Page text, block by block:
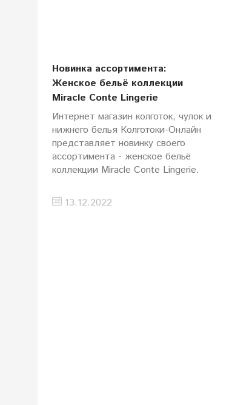
Новинка ассортимента:
Женское бельё коллекции
Miracle Conte Lingerie
Интернет магазин колготок, чулок и
нижнего белья Колготоки-Онлайн
представляет новинку своего
ассортимента - женское бельё
коллекции Miracle Conte Lingerie.
13.12.2022